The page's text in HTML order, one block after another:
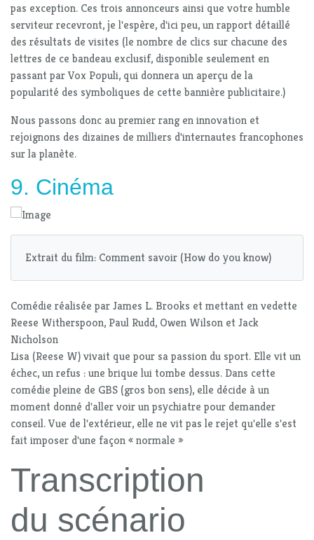
pas exception. Ces trois annonceurs ainsi que votre humble
serviteur recevront, je l'espère, d'ici peu, un rapport détaillé
des résultats de visites (le nombre de clics sur chacune des
lettres de ce bandeau exclusif, disponible seulement en
passant par Vox Populi, qui donnera un aperçu de la
popularité des symboliques de cette bannière publicitaire.)
Nous passons donc au premier rang en innovation et
rejoignons des dizaines de milliers d'internautes francophones
sur la planète.
9. Cinéma
Extrait du film: Comment savoir (How do you know)
Comédie réalisée par James L. Brooks et mettant en vedette
Reese Witherspoon, Paul Rudd, Owen Wilson et Jack
Nicholson
Lisa (Reese W) vivait que pour sa passion du sport. Elle vit un
échec, un refus : une brique lui tombe dessus. Dans cette
comédie pleine de GBS (gros bon sens), elle décide à un
moment donné d'aller voir un psychiatre pour demander
conseil. Vue de l'extérieur, elle ne vit pas le rejet qu'elle s'est
fait imposer d'une façon « normale »
Transcription
du scénario